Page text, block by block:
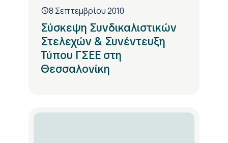
8 Σεπτεμβρίου 2010
Σύσκεψη Συνδικαλιστικών
Στελεχών & Συνέντευξη
Τύπου ΓΣΕΕ στη
Θεσσαλονίκη